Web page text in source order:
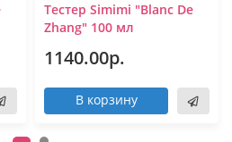
Тестер Simimi "Blanc De
Zhang" 100 мл
1140.00р.
В корзину